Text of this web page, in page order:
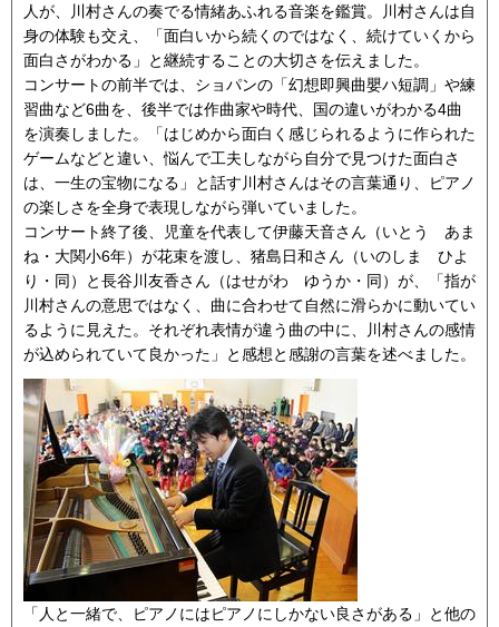
人が、川村さんの奏でる情緒あふれる音楽を鑑賞。川村さんは自
身の体験も交え、「面白いから続くのではなく、続けていくから
面白さがわかる」と継続することの大切さを伝えました。
コンサートの前半では、ショパンの「幻想即興曲嬰ハ短調」や練
習曲など6曲を、後半では作曲家や時代、国の違いがわかる4曲
を演奏しました。「はじめから面白く感じられるように作られた
ゲームなどと違い、悩んで工夫しながら自分で見つけた面白さ
は、一生の宝物になる」と話す川村さんはその言葉通り、ピアノ
の楽しさを全身で表現しながら弾いていました。
コンサート終了後、児童を代表して伊藤天音さん（いとう あま
ね・大関小6年）が花束を渡し、猪島日和さん（いのしま ひよ
り・同）と長谷川友香さん（はせがわ ゆうか・同）が、「指が
川村さんの意思ではなく、曲に合わせて自然に滑らかに動いてい
るように見えた。それぞれ表情が違う曲の中に、川村さんの感情
が込められていて良かった」と感想と感謝の言葉を述べました。
「人と一緒で、ピアノにはピアノにしかない良さがある」と他の